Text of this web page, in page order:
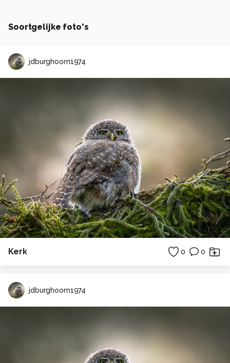
Soortgelijke foto's
jdburghoorn1974
Kerk 0 0
jdburghoorn1974